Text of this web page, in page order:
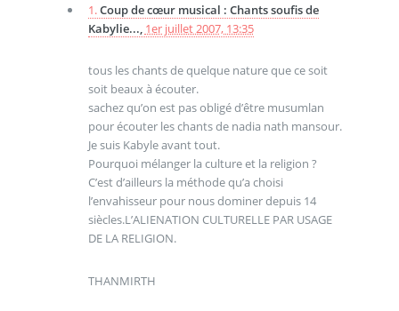
1.Coup de cœur musical : Chants soufis de
Kabylie..., 1er juillet 2007, 13:35
tous les chants de quelque nature que ce soit
soit beaux à écouter.
sachez qu’on est pas obligé d’être musumlan
pour écouter les chants de nadia nath mansour.
Je suis Kabyle avant tout.
Pourquoi mélanger la culture et la religion ?
C’est d’ailleurs la méthode qu’a choisi
l’envahisseur pour nous dominer depuis 14
siècles.L’ALIENATION CULTURELLE PAR USAGE
DE LA RELIGION.
THANMIRTH